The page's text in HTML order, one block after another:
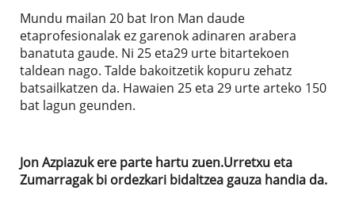
Mundu mailan 20 bat Iron Man daude
etaprofesionalak ez garenok adinaren arabera
banatuta gaude. Ni 25 eta29 urte bitartekoen
taldean nago. Talde bakoitzetik kopuru zehatz
batsailkatzen da. Hawaien 25 eta 29 urte arteko 150
bat lagun geunden.
Jon Azpiazuk ere parte hartu zuen.Urretxu eta
Zumarragak bi ordezkari bidaltzea gauza handia da.